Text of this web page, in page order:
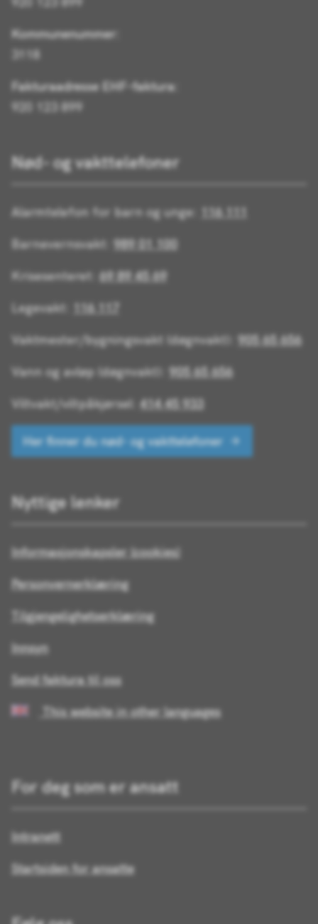
Kommunenummer:
3118
Fakturaadresse EHF-faktura:
920 123 899
Nød- og vakttelefoner
Alarmtelefon for barn og unge:
116 111
Barnevernsvakt: 989 01 100
Krisesenteret: 69 89 45 69
Legevakt:
116 117
Vaktmester/bygningsvakt (døgnvakt): 905 65 656
Vann og avløp (døgnvakt): 905 65 656
Viltvakt/viltpåkjørsel: 414 45 933
Her finner du nød- og vakttelefoner
Nyttige lenker
Informasjonskapsler (cookies)
Personvernerklæring
Tilgjengelighetserklæring
Innsyn
Send faktura til oss
This website in other languages
For deg som er ansatt
Intranett
Startsiden for ansatte